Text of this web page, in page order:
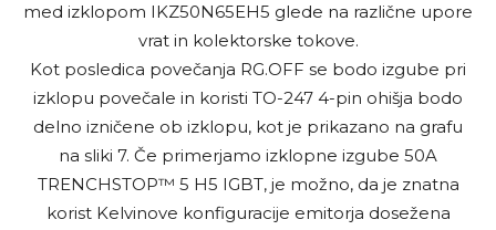
med izklopom IKZ50N65EH5 glede na različne upore
vrat in kolektorske tokove.
Kot posledica povečanja RG.OFF se bodo izgube pri
izklopu povečale in koristi TO-247 4-pin ohišja bodo
delno izničene ob izklopu, kot je prikazano na grafu
na sliki 7. Če primerjamo izklopne izgube 50A
TRENCHSTOP™ 5 H5 IGBT, je možno, da je znatna
korist Kelvinove konfiguracije emitorja dosežena